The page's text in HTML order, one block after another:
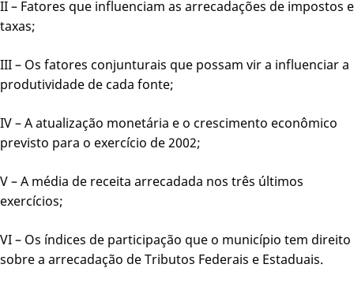
II – Fatores que influenciam as arrecadações de impostos e
taxas;
III – Os fatores conjunturais que possam vir a influenciar a
produtividade de cada fonte;
IV – A atualização monetária e o crescimento econômico
previsto para o exercício de 2002;
V – A média de receita arrecadada nos três últimos
exercícios;
VI – Os índices de participação que o município tem direito
sobre a arrecadação de Tributos Federais e Estaduais.